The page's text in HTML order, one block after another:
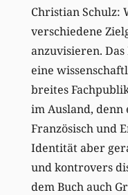
Christian Schulz:
verschiedene
anzuvisieren.
eine
breites
im Ausland,
Französisch und
Identität aber
und kontrovers
dem Buch auch